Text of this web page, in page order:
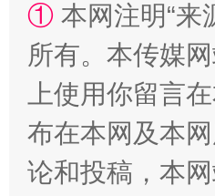
① 本网注明“来
所有。本传媒
上使用你留言
布在本网及本
论和投稿，本